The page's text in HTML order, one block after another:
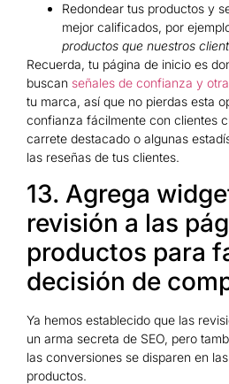
Redondear tus productos y
mejor calificados, por
productos que nuestros
Recuerda, tu página de inicio es
buscan señales de confianza y
tu marca, así que no pierdas esta
confianza fácilmente con clientes
carrete destacado o algunas
las reseñas de tus clientes.
13. Agrega
revisión a las
productos para
decisión de
Ya hemos establecido que las
un arma secreta de SEO, pero
las conversiones se disparen en
productos.